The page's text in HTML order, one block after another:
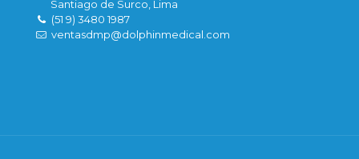
Santiago de Surco, Lima
(51 9) 3480 1987
ventasdmp@dolphinmedical.com